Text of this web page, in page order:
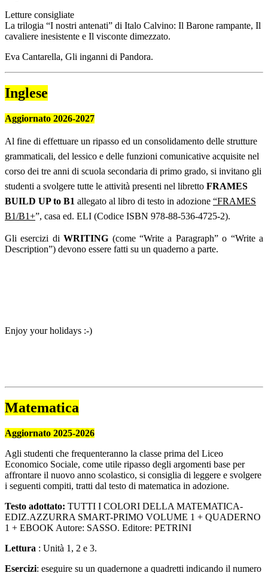
Letture consigliate
La trilogia “I nostri antenati” di Italo Calvino: Il Barone rampante, Il
cavaliere inesistente e Il visconte dimezzato.
Eva Cantarella, Gli inganni di Pandora.
Inglese
Aggiornato 2026-2027
Al fine di effettuare un ripasso ed un consolidamento delle strutture
grammaticali, del lessico e delle funzioni comunicative acquisite nel
corso dei tre anni di scuola secondaria di primo grado, si invitano gli
studenti a svolgere tutte le attività presenti nel libretto FRAMES
BUILD UP to B1 allegato al libro di testo in adozione “FRAMES
B1/B1+”, casa ed. ELI (Codice ISBN 978-88-536-4725-2).
Gli esercizi di WRITING (come “Write a Paragraph” o “Write a
Description”) devono essere fatti su un quaderno a parte.
Enjoy your holidays :-)
Matematica
Aggiornato 2025-2026
Agli studenti che frequenteranno la classe prima del Liceo
Economico Sociale, come utile ripasso degli argomenti base per
affrontare il nuovo anno scolastico, si consiglia di leggere e svolgere
i seguenti compiti, tratti dal testo di matematica in adozione.
Testo adottato: TUTTI I COLORI DELLA MATEMATICA-
EDIZ.AZZURRA SMART-PRIMO VOLUME 1 + QUADERNO
1 + EBOOK Autore: SASSO. Editore: PETRINI
Lettura : Unità 1, 2 e 3.
Esercizi: eseguire su un quadernone a quadretti indicando il numero